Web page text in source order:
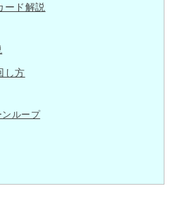
ード解説
し方
ループ